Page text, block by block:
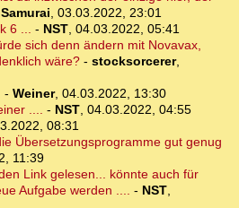
, 03.03.2022, 23:01
6 ... - NST, 04.03.2022, 05:41
sich denn ändern mit Novavax,
wäre? - stocksorcerer,
- Weiner, 04.03.2022, 13:30
.... - NST, 04.03.2022, 04:55
08:31
Übersetzungsprogramme gut genug
11:39
Link gelesen... könnte auch für
Aufgabe werden .... - NST,